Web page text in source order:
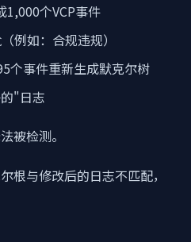
1,000个VCP事件
例如：合规违规）
个事件重新生成默克尔树
"日志
被检测。
根与修改后的日志不匹配，